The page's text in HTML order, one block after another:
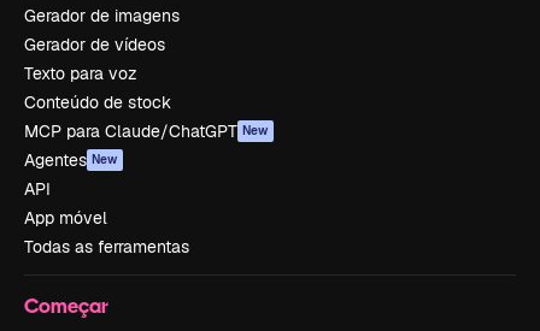
Gerador de imagens
Gerador de vídeos
Texto para voz
Conteúdo de stock
MCP para Claude/ChatGPT New
Agentes New
API
App móvel
Todas as ferramentas
Começar